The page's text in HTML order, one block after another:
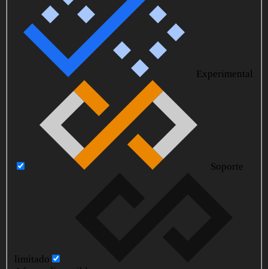
Experimental
Soporte
limitado